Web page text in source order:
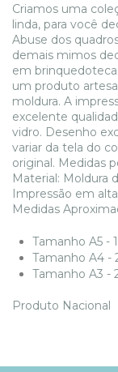
Criamos uma
linda, para você
Abuse dos
demais mimos
em
um produto
moldura. A
excelente
vidro. Desenho
variar da tela do
original. Medidas
Material: Moldura
Impressão em
Medidas
Tamanho A5 -
Tamanho A4 -
​Tamanho A3 -
Produto Nacional